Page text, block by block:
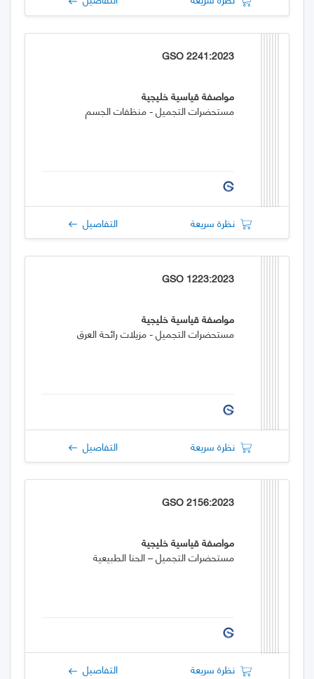
GSO 2241:2023
مواصفة قياسية خليجية
مستحضرات التجميل - منظفات الجسم
نظرة سريعة التفاصيل
GSO 1223:2023
مواصفة قياسية خليجية
مستحضرات التجميل - مزيلات رائحة العرق
نظرة سريعة التفاصيل
GSO 2156:2023
مواصفة قياسية خليجية
مستحضرات التجميل – الحنا الطبيعية
نظرة سريعة التفاصيل